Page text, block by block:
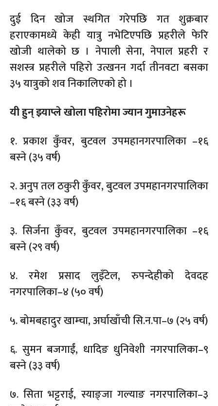
दुई दिन खोज स्थगित गरेपछि गत शुक्रबार
हराएकामध्ये केही यात्रु नभेटिएपछि प्रहरीले फेरि
खोजी थालेको छ । नेपाली सेना, नेपाल प्रहरी र
सशस्त्र प्रहरीले पहिरो उत्खनन गर्दा तीनवटा बसका
३५ यात्रुको शव निकालिएको हो ।
यी हुन् झ्याप्ले खोला पहिरोमा ज्यान गुमाउनेहरू
१. प्रकाश कुँवर, बुटवल उपमहानगरपालिका –१६
बस्ने (३५ वर्ष)
२. अनुप तल ठकुरी कुँवर, बुटवल उपमहानगरपालिका
–१६ बस्ने (३३ वर्ष)
३. सिर्जना कुँवर, बुटवल उपमहानगरपालिका –१६
बस्ने (२९ वर्ष)
४. रमेश प्रसाद लुइँटेल, रुपन्देहीको देवदह
नगरपालिका–४ (५० वर्ष)
५. बोमबहादुर खाम्चा, अर्घाखाँची सि.न.पा–७ (२५ वर्ष)
६. सुमन बजगाईं, धादिङ धुनिवेशी नगरपालिका–९
बस्ने (३३ वर्ष)
७. सिता भट्टराई, स्याङ्जा गल्याङ नगरपालिका–३